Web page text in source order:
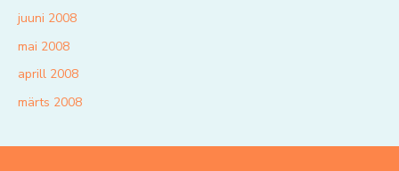
juuni 2008
mai 2008
aprill 2008
märts 2008